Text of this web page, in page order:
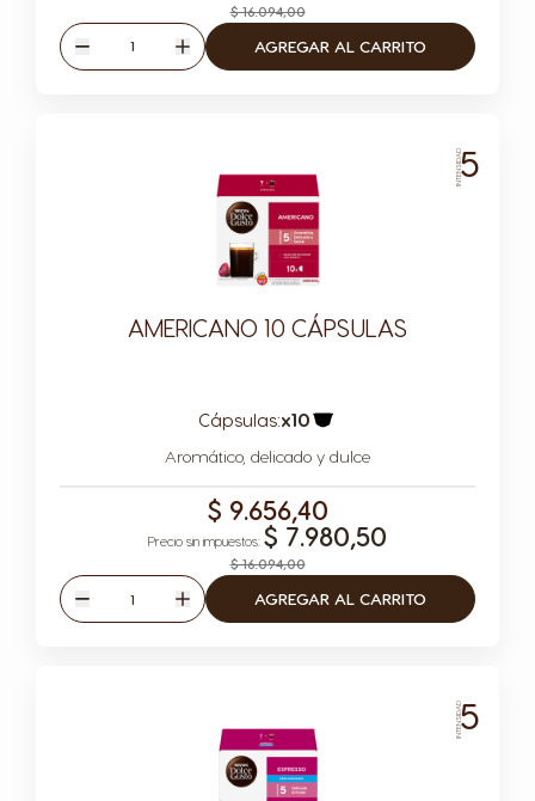
$ 16.094,00
Disminuir
Cantidad
Aumentar
AGREGAR AL CARRITO
INTENSIDAD5
AMERICANO 10 CÁPSULAS
Cápsulas:x10
Aromático, delicado y dulce
$ 16.094,00
$ 9.656,40
$ 7.980,50
Disminuir
Cantidad
Aumentar
AGREGAR AL CARRITO
INTENSIDAD5